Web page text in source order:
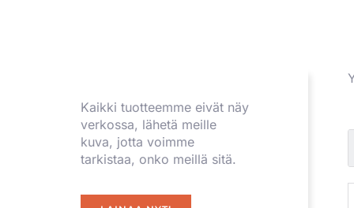
Kaikki tuotteemme eivät näy
verkossa, lähetä meille
kuva, jotta voimme
tarkistaa, onko meillä sitä.